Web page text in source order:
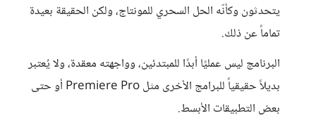
يتحدثون وكأنّه الحل السحري للمونتاج، ولكن الحقيقة بعيدة
تماماً عن ذلك.
البرنامج ليس عمليًا أبدًا للمبتدئين، وواجهته معقدة، ولا يُعتبر
بديلاً حقيقياً للبرامج الأخرى مثل Premiere Pro أو حتى
بعض التطبيقات الأبسط.